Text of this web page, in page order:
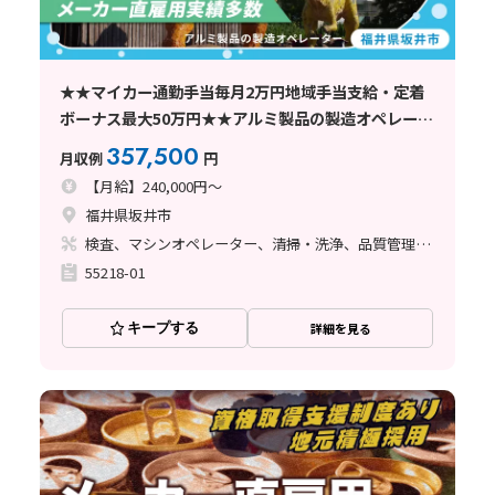
★★マイカー通勤手当毎月2万円地域手当支給・定着
ボーナス最大50万円★★アルミ製品の製造オペレータ
★★～寮費無料/資格支援制度有/正社員登用制度有/芦
原温泉駅から車で25分
月収例 357,500 円
【月給】240,000円～
福井県坂井市
検査、マシンオペレーター、清掃・洗浄、品質管理、メンテナンス・保全、フォークリフト、玉掛け・クレーン、鋳造・鍛造、立ち作業、塗装、バリ取り、その他
55218-01
キープする 詳細を見る